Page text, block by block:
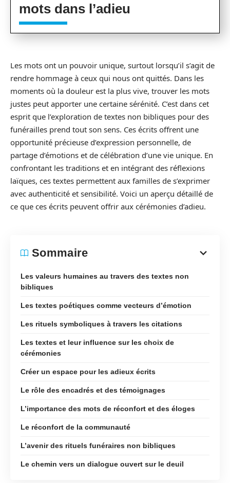
mots dans l’adieu
Les mots ont un pouvoir unique, surtout lorsqu’il s’agit de
rendre hommage à ceux qui nous ont quittés. Dans les
moments où la douleur est la plus vive, trouver les mots
justes peut apporter une certaine sérénité. C’est dans cet
esprit que l’exploration de textes non bibliques pour des
funérailles prend tout son sens. Ces écrits offrent une
opportunité précieuse d’expression personnelle, de
partage d’émotions et de célébration d’une vie unique. En
confrontant les traditions et en intégrant des réflexions
laïques, ces textes permettent aux familles de s’exprimer
avec authenticité et sensibilité. Voici un aperçu détaillé de
ce que ces écrits peuvent offrir aux cérémonies d’adieu.
Sommaire
Les valeurs humaines au travers des textes non
bibliques
Les textes poétiques comme vecteurs d’émotion
Les rituels symboliques à travers les citations
Les textes et leur influence sur les choix de
cérémonies
Créer un espace pour les adieux écrits
Le rôle des encadrés et des témoignages
L’importance des mots de réconfort et des éloges
Le réconfort de la communauté
L’avenir des rituels funéraires non bibliques
Le chemin vers un dialogue ouvert sur le deuil